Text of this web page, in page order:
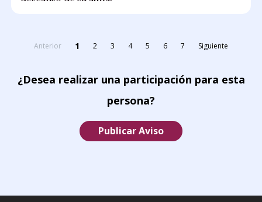
Anterior 1 2 3 4 5 6 7 Siguiente
¿Desea realizar una participación para esta
persona?
Publicar Aviso